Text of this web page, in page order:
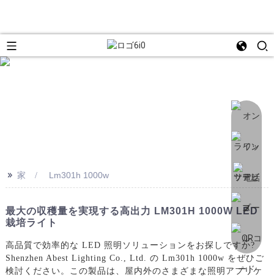
>> 家 Lm301h 1000w
最大の収穫量を実現する高出力 LM301H 1000W LED
栽培ライト
高品質で効率的な LED 照明ソリューションをお探しですか?
Shenzhen Abest Lighting Co., Ltd. の Lm301h 1000w をぜひご
検討ください。この製品は、屋内外のさまざまな照明アプリケ